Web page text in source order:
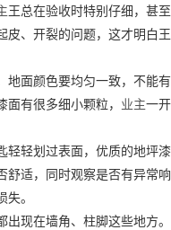
王总在验收时特别仔细，甚
、开裂的问题，这才明白
面颜色要均匀一致，不能
有很多细小颗粒， 业主一
轻划过表面，优质的地坪
适，同时观察是否有异常
。
出现在墙角、柱脚这些地方